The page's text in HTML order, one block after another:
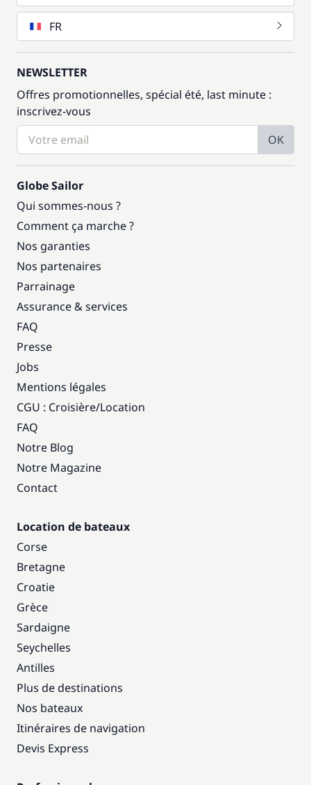
FR
NEWSLETTER
Offres promotionnelles, spécial été, last minute :
inscrivez-vous
OK
Globe Sailor
Qui sommes-nous ?
Comment ça marche ?
Nos garanties
Nos partenaires
Parrainage
Assurance & services
FAQ
Presse
Jobs
Mentions légales
CGU : Croisière/Location
FAQ
Notre Blog
Notre Magazine
Contact
Location de bateaux
Corse
Bretagne
Croatie
Grèce
Sardaigne
Seychelles
Antilles
Plus de destinations
Nos bateaux
Itinéraires de navigation
Devis Express